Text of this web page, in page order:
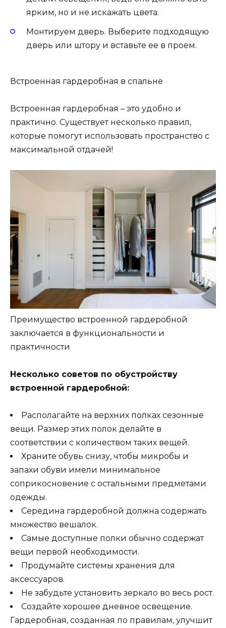
ярким, но и не искажать цвета.
Монтируем дверь. Выберите подходящую
дверь или штору и вставьте ее в проем.
Встроенная гардеробная в спальне
Встроенная гардеробная – это удобно и
практично. Существует несколько правил,
которые помогут использовать пространство с
максимальной отдачей!
Преимущество встроенной гардеробной
заключается в функциональности и
практичности
Несколько советов по обустройству
встроенной гардеробной:
Располагайте на верхних полках сезонные
вещи. Размер этих полок делайте в
соответствии с количеством таких вещей.
Храните обувь снизу, чтобы микробы и
запахи обуви имели минимальное
соприкосновение с остальными предметами
одежды.
Середина гардеробной должна содержать
множество вешалок.
Самые доступные полки обычно содержат
вещи первой необходимости.
Продумайте системы хранения для
аксессуаров.
Не забудьте установить зеркало во весь рост.
Создайте хорошее дневное освещение.
Гардеробная, созданная по правилам, улучшит